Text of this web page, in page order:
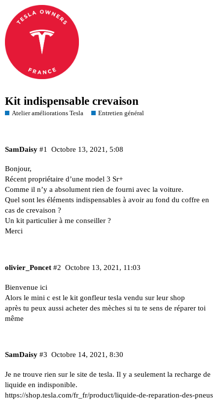
Kit indispensable crevaison
Atelier améliorations Tesla Entretien général
SamDaisy Octobre 13, 2021, 5:08
#1
Bonjour,
Récent propriétaire d’une model 3 Sr+
Comme il n’y a absolument rien de fourni avec la voiture.
Quel sont les éléments indispensables à avoir au fond du coffre en
cas de crevaison ?
Un kit particulier à me conseiller ?
Merci
olivier_Poncet Octobre 13, 2021, 11:03
#2
Bienvenue ici
Alors le mini c est le kit gonfleur tesla vendu sur leur shop
après tu peux aussi acheter des mèches si tu te sens de réparer toi
même
SamDaisy Octobre 14, 2021, 8:30
#3
Je ne trouve rien sur le site de tesla. Il y a seulement la recharge de
liquide en indisponible.
https://shop.tesla.com/fr_fr/product/liquide-de-reparation-des-pneus